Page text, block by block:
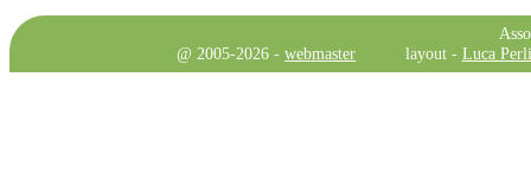
@ 2005-2026 -webmaster layout - Luca